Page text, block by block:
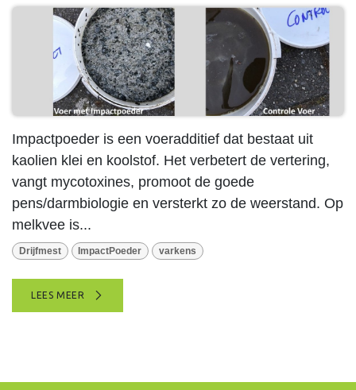
Impactpoeder is een voeradditief dat bestaat uit
kaolien klei en koolstof. Het verbetert de vertering,
vangt mycotoxines, promoot de goede
pens/darmbiologie en versterkt zo de weerstand. Op
melkvee is...
Drijfmest ImpactPoeder varkens
LEES MEER